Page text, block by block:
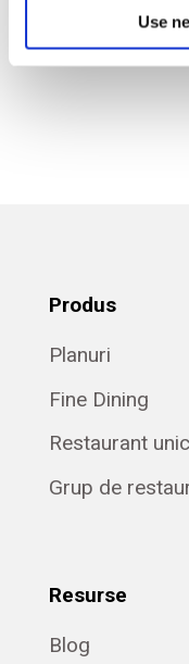
Use
Fotografii: Marie
Produs
Planuri
Fine Dining
Restaurant unic
Grup de
Resurse
Blog